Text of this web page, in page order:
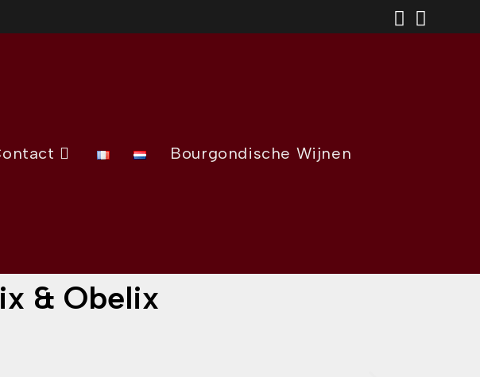
Bourgondische Wijnen
& Obelix